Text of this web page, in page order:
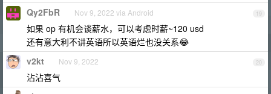
19
Qy2FbR Nov 9, 2022 via Android
如果 op 有机会谈薪水，可以考虑时薪~120 usd
还有意大利不讲英语所以英语烂也没关系😂
20
v2kt Nov 9, 2022
沾沾喜气